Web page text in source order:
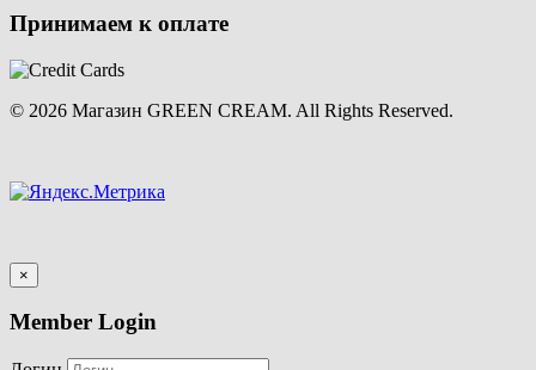
Принимаем к оплате
© 2026 Магазин GREEN CREAM. All Rights Reserved.
×
Member Login